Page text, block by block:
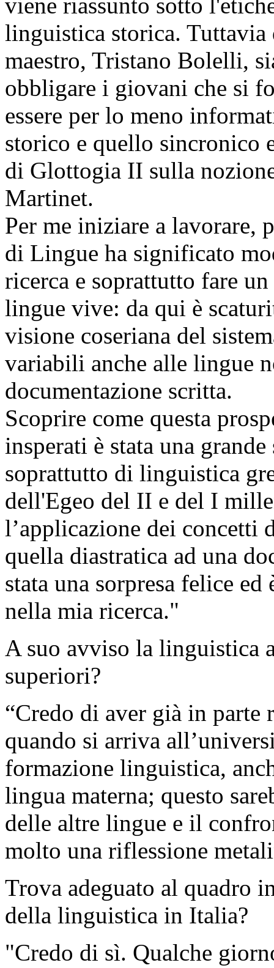
linguistica storica.
maestro, Tristano Bolelli,
obbligare i giovani che si
essere per lo meno
storico e quello sincronico
di Glottogia II sulla
Martinet.
Per me iniziare a lavorare,
di Lingue ha significato
ricerca e soprattutto fare
lingue vive: da qui è
visione coseriana del
variabili anche alle lingue
documentazione scritta.
Scoprire come questa
insperati è stata una
soprattutto di linguistica
dell'Egeo del II e del I
l’applicazione dei concetti
quella diastratica ad una
stata una sorpresa felice
nella mia ricerca."
A suo avviso la linguistica
superiori?
“Credo di aver già in parte
quando si arriva
formazione linguistica,
lingua materna; questo
delle altre lingue e il
molto una riflessione
Trova adeguato al quadro
della linguistica in Italia?
"Credo di sì. Qualche